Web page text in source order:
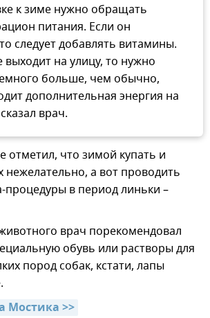
к зиме нужно обращать
питания. Если он
следует добавлять витамины.
выходит на улицу, то нужно
больше, чем обычно,
дополнительная энергия на
врач.
отметил, что зимой купать и
нежелательно, а вот проводить
процедуры в период линьки –
врач порекомендовал
обувь или растворы для
пород собак, кстати, лапы
Мостика >>